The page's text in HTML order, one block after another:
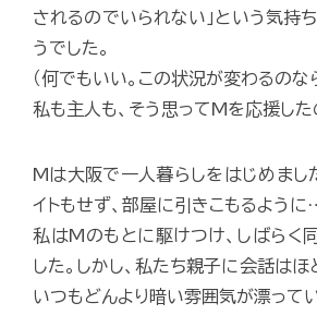
されるのでいられない」という気持
うでした。
（何でもいい。この状況が変わるの
私も主人も、そう思ってMを応援した
Mは大阪で一人暮らしをはじめまし
イトもせず、部屋に引きこもるよう
私はMのもとに駆けつけ、しばらく
した。しかし、私たち親子に会話は
いつもどんより暗い雰囲気が漂ってい